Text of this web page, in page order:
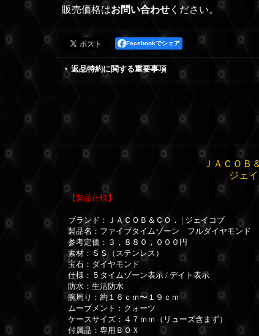
販売価格はお問い合わせ ください。
Facebookでシェア
返品特約に関する重要事項
ＪＡＣＯＢ
ジェ
【製品仕様】
ブランド：ＪＡＣＯＢ＆ＣＯ． | ジェイコブ
製品名：ファイブタイムゾーン フルダイヤモンド
参考定価：３，８８０，０００円
素材：ＳＳ（ステンレス）
宝石：ダイヤモンド
仕様：５タイムゾーン表示 / デイト表示
防水：生活防水
腕周り：約１６ｃｍ〜１９ｃｍ
ムーブメント：クォーツ
ケースサイズ：４７ｍｍ（リューズ含まず）
付属品：専用ＢＯＸ